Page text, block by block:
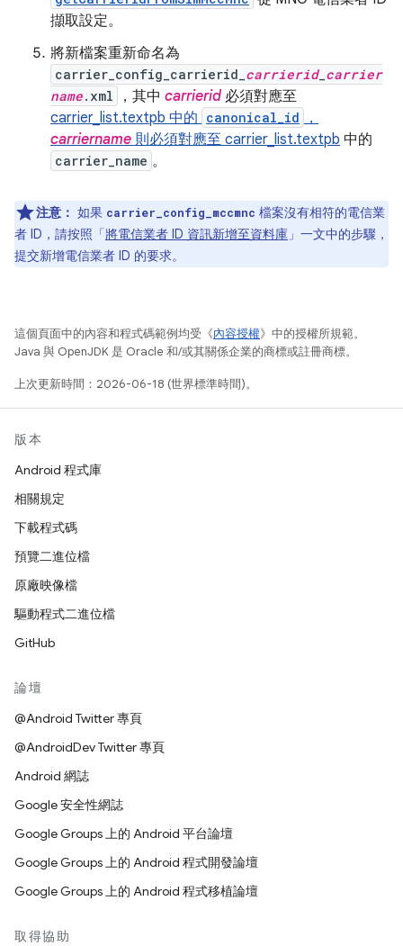
擷取設定。
將新檔案重新命名為
carrier_config_carrierid_ carrierid_ carrier
name.xml ，其中 carrierid 必須對應至
carrier_list.textpb 中的 canonical_id
，
carriername 則必須對應至 carrier_list.textpb 中的
carrier_name 。
注意： 如果 carrier_config_mccmnc 檔案沒有相符的電信業
者 ID，請按照「將電信業者 ID 資訊新增至資料庫 」一文中的步驟，
提交新增電信業者 ID 的要求。
這個頁面中的內容和程式碼範例均受《內容授權》中的授權所規範。
Java 與 OpenJDK 是 Oracle 和/或其關係企業的商標或註冊商標。
上次更新時間：2026-06-18 (世界標準時間)。
版本
Android 程式庫
相關規定
下載程式碼
預覽二進位檔
原廠映像檔
驅動程式二進位檔
GitHub
論壇
@Android Twitter 專頁
@AndroidDev Twitter 專頁
Android 網誌
Google 安全性網誌
Google Groups 上的 Android 平台論壇
Google Groups 上的 Android 程式開發論壇
Google Groups 上的 Android 程式移植論壇
取得協助